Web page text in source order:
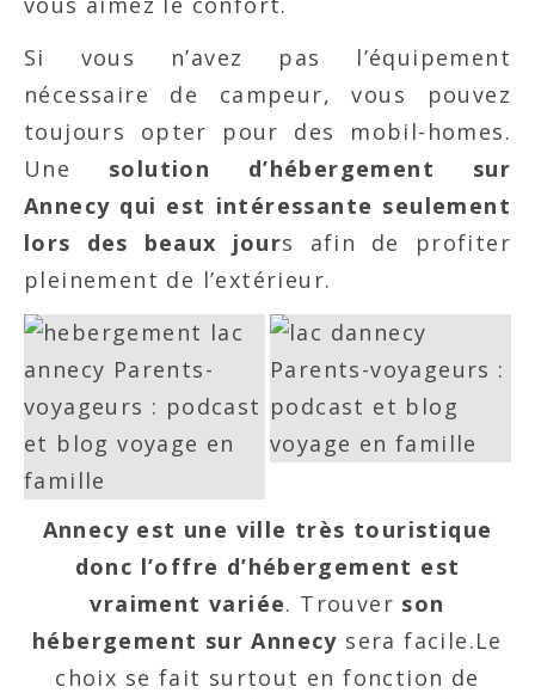
Si vous n’avez pas l’équipement
nécessaire de campeur, vous pouvez
toujours opter pour des mobil-homes.
Une solution d’hébergement sur
Annecy qui est intéressante seulement
lors des beaux jours afin de profiter
pleinement de l’extérieur.
Annecy est une ville très touristique
donc l’offre d’hébergement est
vraiment variée. Trouver son
hébergement sur Annecy sera facile.Le
choix se fait surtout en fonction de